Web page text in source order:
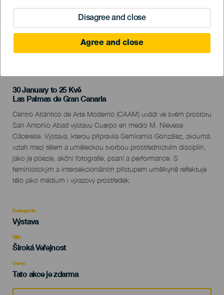
Disagree and close
Agree and close
30 January to 25 Kvě
Localidad
Las Palmas de Gran Canaria
Descripción
del
evento
Centro Atlántico de Arte Moderno (CAAM) uvádí ve svém prostoru
San Antonio Abad výstavu Cuerpo en medio M. Nievese
Cácerese. Výstava, kterou připravila Semíramis González, zkoumá
vztah mezi tělem a uměleckou tvorbou prostřednictvím disciplín,
jako je poezie, akční fotografie, psaní a performance. S
feministickým a intersekcionálním přístupem umělkyně reflektuje
tělo jako médium i výrazový prostředek.
Kategorie
Categoría
del
evento
Výstava
Věk
Edad
Recomendada
Široká Veřejnost
Cena
Tato akce je zdarma